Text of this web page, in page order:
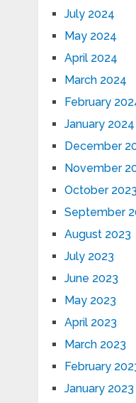
July 2024
May 2024
April 2024
March 2024
February
January 2024
December
November
October 2023
September
August 2023
July 2023
June 2023
May 2023
April 2023
March 2023
February
January 2023